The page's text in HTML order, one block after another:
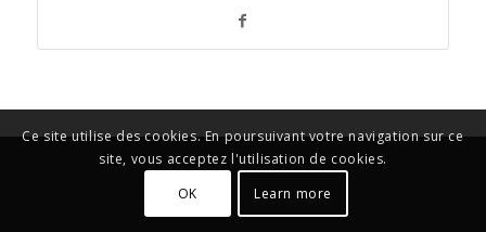
Ce site utilise des cookies. En poursuivant votre navigation sur ce
site, vous acceptez l'utilisation de cookies.
OK
Learn more